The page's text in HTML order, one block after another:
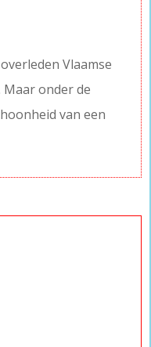
Vlaamse
onder de
van een